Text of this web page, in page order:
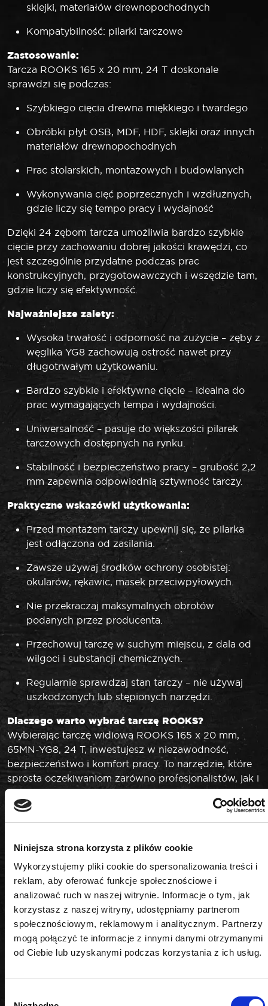
Niniejsza strona korzysta z plików cookie
Wykorzystujemy pliki cookie do spersonalizowania treści i
reklam, aby oferować funkcje społecznościowe i
analizować ruch w naszej witrynie. Informacje o tym, jak
korzystasz z naszej witryny, udostępniamy partnerom
społecznościowym, reklamowym i analitycznym. Partnerzy
mogą połączyć te informacje z innymi danymi otrzymanymi
od Ciebie lub uzyskanymi podczas korzystania z ich usług.
sklejki, materiałów drewnopochodnych
Kompatybilność: pilarki tarczowe
Zastosowanie:
Tarcza ROOKS 165 x 20 mm, 24 T doskonale
sprawdzi się podczas:
Szybkiego cięcia drewna miękkiego i twardego
Obróbki płyt OSB, MDF, HDF, sklejki oraz innych
materiałów drewnopochodnych
Prac stolarskich, montażowych i budowlanych
Wykonywania cięć poprzecznych i wzdłużnych,
gdzie liczy się tempo pracy i wydajność
Dzięki 24 zębom tarcza umożliwia bardzo szybkie
cięcie przy zachowaniu dobrej jakości krawędzi, co
jest szczególnie przydatne podczas prac
konstrukcyjnych, przygotowawczych i wszędzie tam,
gdzie liczy się efektywność.
Najważniejsze zalety:
Wysoka trwałość i odporność na zużycie – zęby z
węglika YG8 zachowują ostrość nawet przy
długotrwałym użytkowaniu.
Bardzo szybkie i efektywne cięcie – idealna do
prac wymagających tempa i wydajności.
Uniwersalność – pasuje do większości pilarek
tarczowych dostępnych na rynku.
Stabilność i bezpieczeństwo pracy – grubość 2,2
mm zapewnia odpowiednią sztywność tarczy.
Praktyczne wskazówki użytkowania:
Przed montażem tarczy upewnij się, że pilarka
jest odłączona od zasilania.
Zawsze używaj środków ochrony osobistej:
okularów, rękawic, masek przeciwpyłowych.
Nie przekraczaj maksymalnych obrotów
podanych przez producenta.
Przechowuj tarczę w suchym miejscu, z dala od
wilgoci i substancji chemicznych.
Regularnie sprawdzaj stan tarczy – nie używaj
uszkodzonych lub stępionych narzędzi.
Dlaczego warto wybrać tarczę ROOKS?
Wybierając tarczę widiową ROOKS 165 x 20 mm,
65MN-YG8, 24 T, inwestujesz w niezawodność,
bezpieczeństwo i komfort pracy. To narzędzie, które
sprosta oczekiwaniom zarówno profesjonalistów, jak i
majsterkowiczów, gwarantując doskonałe rezultaty
cięcia każdego dnia. Marka ROOKS to synonim
jakości, trwałości i innowacyjnych rozwiązań w
DANE TECHNICZNE
Grubość